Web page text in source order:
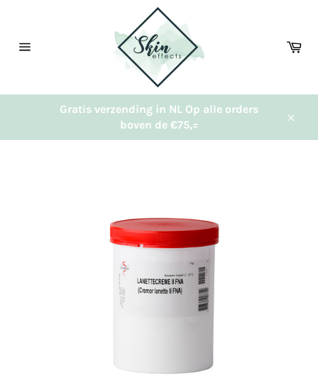
content
Gratis verzending in NL Op alle orders
boven de €75,=